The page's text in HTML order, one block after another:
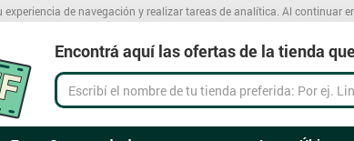
de navegación y realizar tareas de analítica. Al continuar
Encontrá aquí las ofertas de la tienda